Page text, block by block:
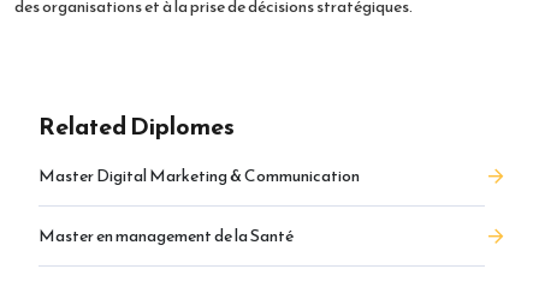
des organisations et à la prise de décisions stratégiques.
Related Diplomes
Master Digital Marketing & Communication
Master en management de la Santé